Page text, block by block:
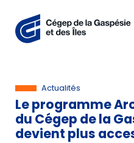
Actualités
Le programme
du Cégep de la
devient plus